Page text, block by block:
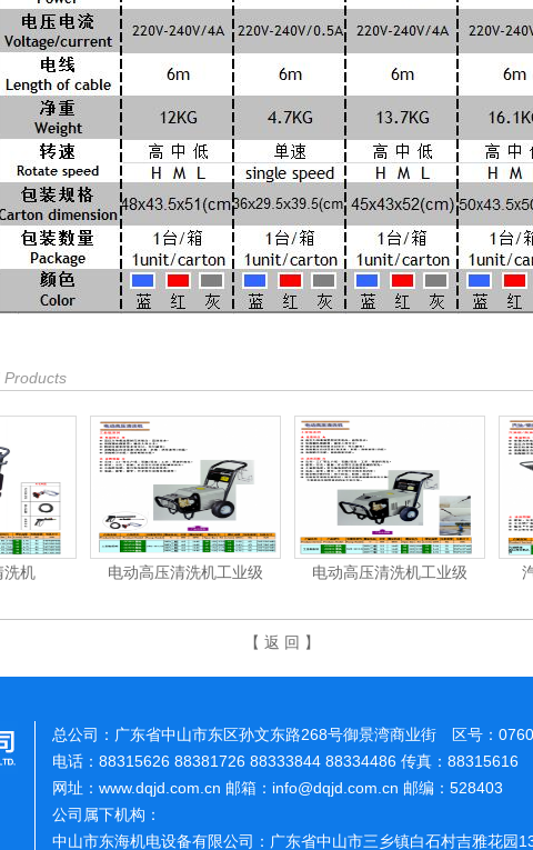
Products
洗机 电动高压清洗机工业级 电动高压清洗机工业级
【 返 回 】
总公司：广东省中山市东区孙文东路268号御景湾商业街 区号：0760
电话：88315626 88381726 88333844 88334486 传真：88315616
网址：www.dqjd.com.cn 邮箱：info@dqjd.com.cn 邮编：528403
公司属下机构：
中山市东海机电设备有限公司：广东省中山市三乡镇白石村吉雅花园